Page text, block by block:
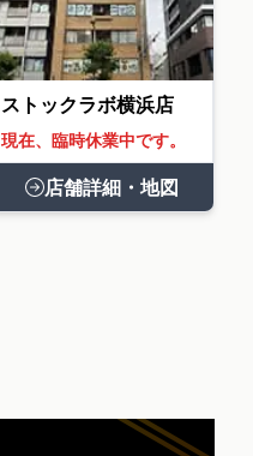
ストックラボ横浜店
現在、臨時休業中です。
店舗詳細・地図